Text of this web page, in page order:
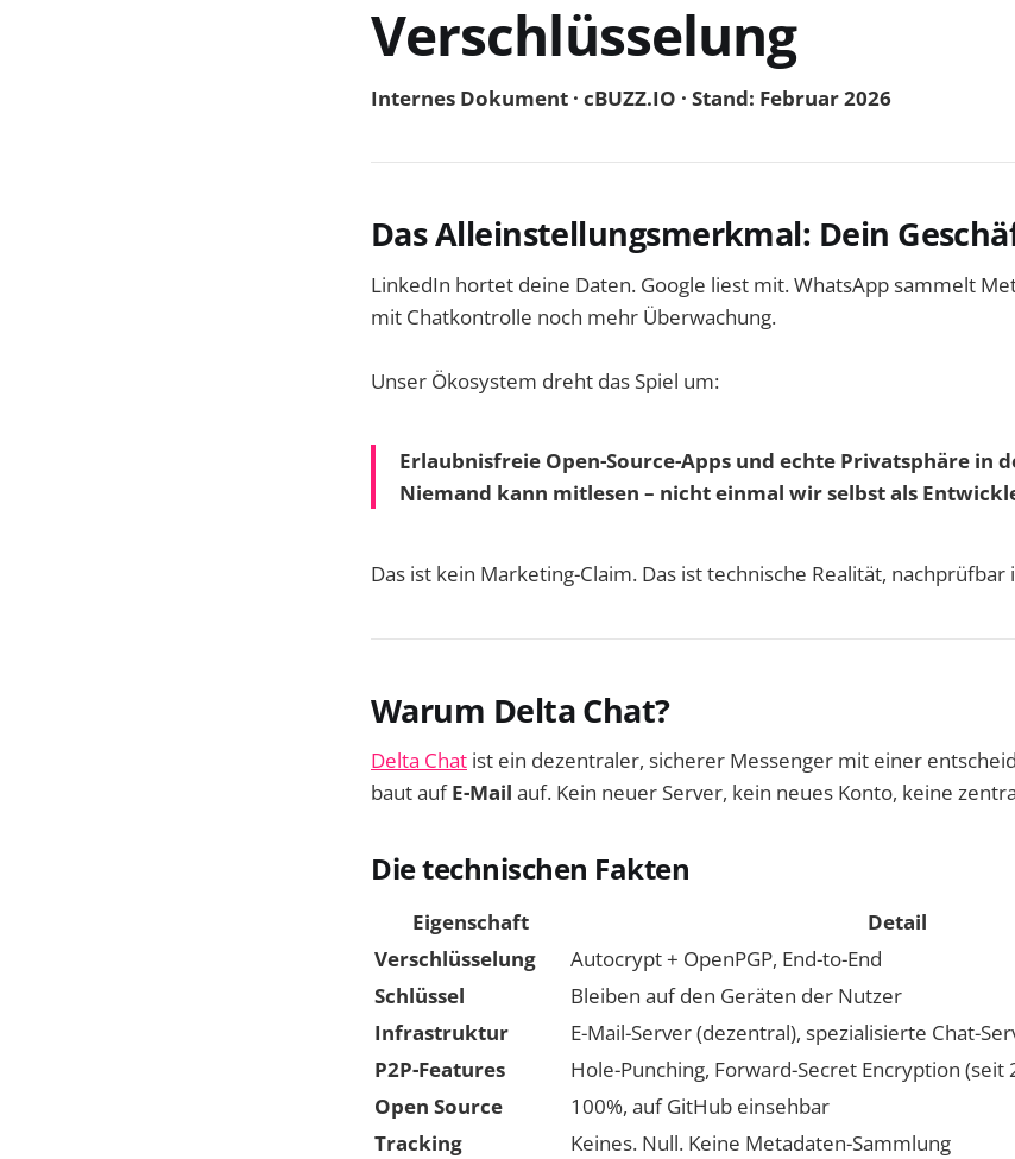
Verschlüsselung
Internes Dokument · cBUZZ.IO · Stand: Februar 2026
Das Alleinstellungsmerkmal: Dein
LinkedIn hortet deine Daten. Google liest mit. WhatsApp sammelt
mit Chatkontrolle noch mehr Überwachung.
Unser Ökosystem dreht das Spiel um:
Erlaubnisfreie Open-Source-Apps und echte Privatsphäre in
Niemand kann mitlesen – nicht einmal wir selbst als
Das ist kein Marketing-Claim. Das ist technische Realität, nachprüfbar
Warum Delta Chat?
Delta Chat ist ein dezentraler, sicherer Messenger mit einer
baut aufE-Mail auf. Kein neuer Server, kein neues Konto, keine
Die technischen Fakten
Eigenschaft
Detail
Verschlüsselung
Autocrypt + OpenPGP, End-to-End
Schlüssel
Bleiben auf den Geräten der Nutzer
Infrastruktur
E-Mail-Server (dezentral), spezialisierte Chat-
P2P-Features
Hole-Punching, Forward-Secret Encryption (seit
Open Source
100%, auf GitHub einsehbar
Tracking
Keines. Null. Keine Metadaten-Sammlung